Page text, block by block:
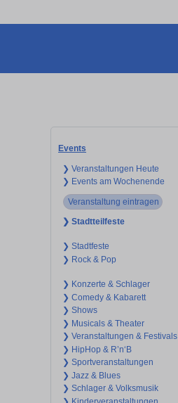
Events
❯ Veranstaltungen Heute
❯ Events am Wochenende
Veranstaltung eintragen
❯ Stadtteilfeste
❯ Stadtfeste
❯ Rock & Pop
❯ Konzerte & Schlager
❯ Comedy & Kabarett
❯ Shows
❯ Musicals & Theater
❯ Veranstaltungen & Festivals
❯ HipHop & R’n‘B
❯ Sportveranstaltungen
❯ Jazz & Blues
❯ Schlager & Volksmusik